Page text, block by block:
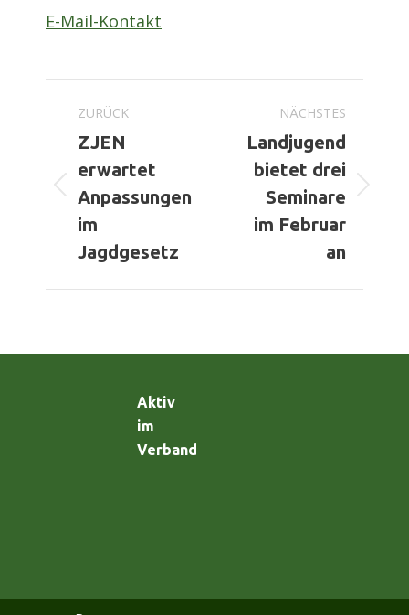
E-Mail-Kontakt
ZURÜCK
Vorheriger
Beitrag:
ZJEN
erwartet
Anpassungen
im
Jagdgesetz
NÄCHSTES
Nächster
Beitrag:
Landjugend
bietet drei
Seminare
im Februar
an
Aktiv
im
Verband